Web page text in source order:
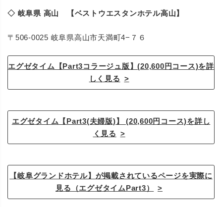
◇ 岐阜県 高山 【ベストウエスタンホテル高山】
〒506-0025 岐阜県高山市天満町4−７６
エグゼタイム【Part3コラージュ版】(20,600円コース)を詳
しく見る
エグゼタイム【Part3(夫婦版)】 (20,600円コース)を詳し
く見る
【岐阜グランドホテル】が掲載されているページを実際に
見る（エグゼタイムPart3）